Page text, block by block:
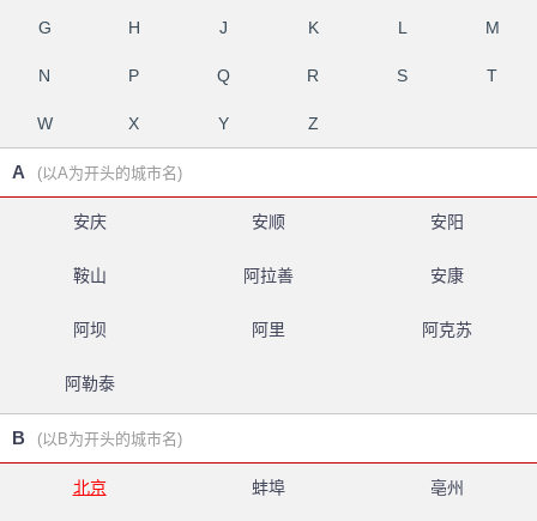
G H J K L M
N P Q R S T
W X Y Z
A (以A为开头的城市名)
安庆 安顺 安阳
鞍山 阿拉善 安康
阿坝 阿里 阿克苏
阿勒泰
B (以B为开头的城市名)
北京 蚌埠 亳州